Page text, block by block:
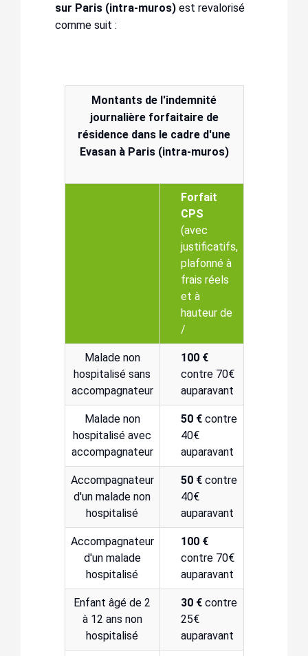
sur Paris (intra-muros) est revalorisé
comme suit :
Montants de l'indemnité
journalière forfaitaire de
résidence dans le cadre d'une
Evasan à Paris (intra-muros)
Forfait
CPS
(avec
justificatifs,
plafonné à
frais réels
et à
hauteur de
/
Malade non
hospitalisé sans
accompagnateur
100 €
contre 70€
auparavant
Malade non
hospitalisé avec
accompagnateur
50 € contre
40€
auparavant
Accompagnateur
d'un malade non
hospitalisé
50 € contre
40€
auparavant
Accompagnateur
d'un malade
hospitalisé
100 €
contre 70€
auparavant
Enfant âgé de 2
à 12 ans non
hospitalisé
30 € contre
25€
auparavant